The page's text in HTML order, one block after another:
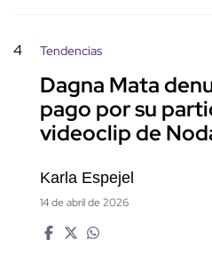
4 Tendencias
Dagna Mata
pago por su
videoclip de
Karla Espejel
14 de abril de 2026